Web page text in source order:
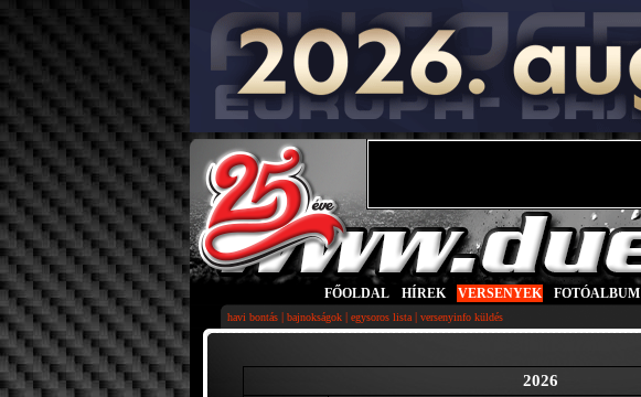
FŐOLDAL HÍREK VERSENYEK FOTÓALBUM
havi bontás | bajnokságok | egysoros lista | versenyinfo küldés
2026